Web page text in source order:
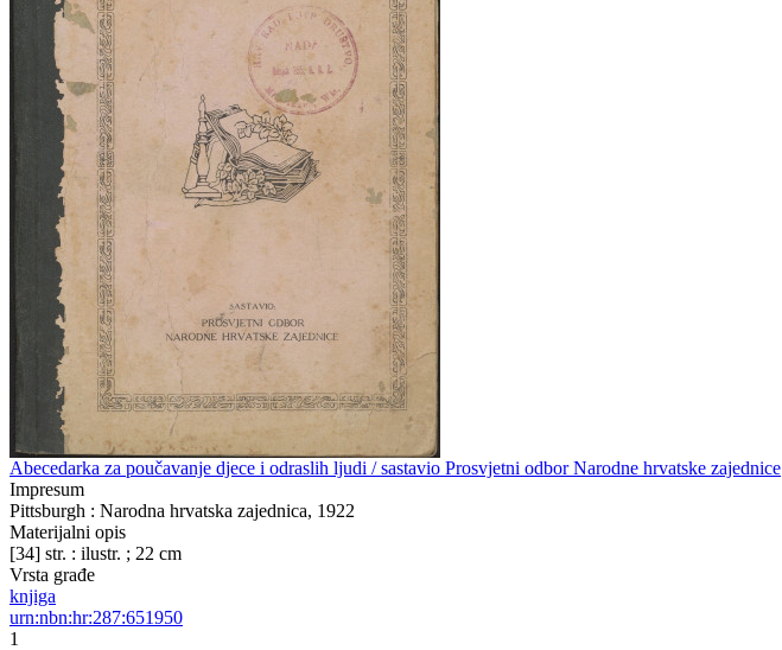
Abecedarka za poučavanje djece i odraslih ljudi / sastavio Prosvjetni odbor Narodne hrvatske zajednice
Impresum
Pittsburgh : Narodna hrvatska zajednica, 1922
Materijalni opis
[34] str. : ilustr. ; 22 cm
Vrsta građe
knjiga
urn:nbn:hr:287:651950
1